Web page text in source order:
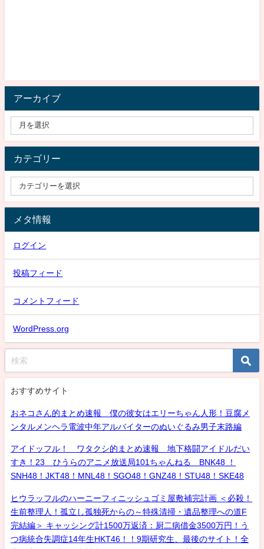
アーカイブ
カテゴリー
メタ情報
ログイン
投稿フィード
コメントフィード
WordPress.org
おすすめサイト
おネコさん的まとめ速報 僕の彼女はエリーちゃん人形！豆腐メ
ンタルメンヘラ電波中年アルバイターのぬいぐるみ男子末路編
アイドッフル！ ワタクシ的まとめ速報 地下格闘アイドルだい
すき！23 ひうらのアニメ放送局101ちゃんねる BNK48 ！
SNH48！JKT48！MNL48！SGO48！GNZ48！STU48！SKE48
ヒウラッフルのハーニーフィニッシュゴミ屋敷補完計画 ＜必殺！
生前整理人！孤立し孤独死からの～特殊清掃・遺品整理への道F
完結編＞ キャッシング計1500万返済：厨二病借金3500万円！う
つ病統合失調症14年生HKT46！！9期研究生、最後のサイト！全